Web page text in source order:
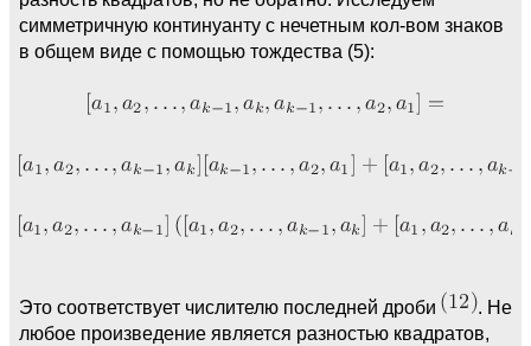
симметричную континуанту с нечетным кол-вом знаков
в общем виде с помощью тождества (5):
Это соответствует числителю последней дроби
. Не
любое произведение является разностью квадратов,